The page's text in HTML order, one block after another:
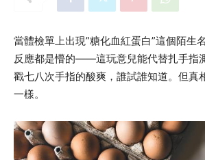
當體檢單上出現”糖化血紅蛋白”這個陌生
反應都是懵的——這玩意兒能代替扎手指
戳七八次手指的酸爽，誰試誰知道。但真
一樣。